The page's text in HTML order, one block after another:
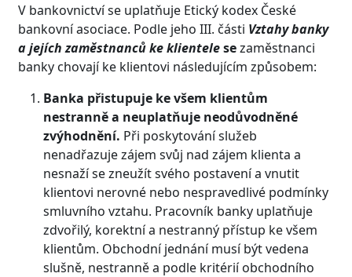
V bankovnictví se uplatňuje Etický kodex České
bankovní asociace. Podle jeho III. části Vztahy banky
a jejích zaměstnanců ke klientelesezaměstnanci
banky chovají ke klientovi následujícím způsobem:
Banka přistupuje ke všem klientům
nestranně a neuplatňuje neodůvodněné
zvýhodnění. Při poskytování služeb
nenadřazuje zájem svůj nad zájem klienta a
nesnaží se zneužít svého postavení a vnutit
klientovi nerovné nebo nespravedlivé podmínky
smluvního vztahu. Pracovník banky uplatňuje
zdvořilý, korektní a nestranný přístup ke všem
klientům. Obchodní jednání musí být vedena
slušně, nestranně a podle kritérií obchodního